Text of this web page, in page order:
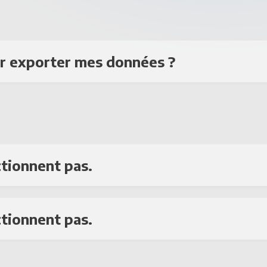
exporter mes données ?
enregistrées jusqu'à 1 mois en
6 mois en arrière. Enfin, cliquez sur le
pas.
rappels en cliquant sur le bouton
pas.